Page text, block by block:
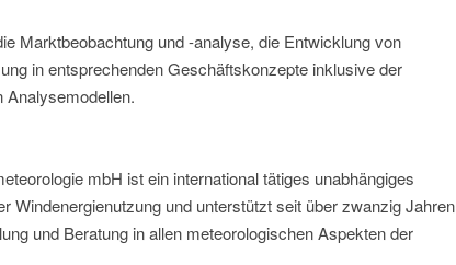
Marktbeobachtung und -analyse, die Entwicklung von
in entsprechenden Geschäftskonzepte inklusive der
Analysemodellen.
mbH ist ein international tätiges unabhängiges
Windenergienutzung und unterstützt seit über zwanzig Jahren
und Beratung in allen meteorologischen Aspekten der